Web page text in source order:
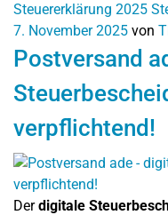
Steuererklärung 2025
7. November 2025 von
Postversand
verpflichtend!
Derdigitale